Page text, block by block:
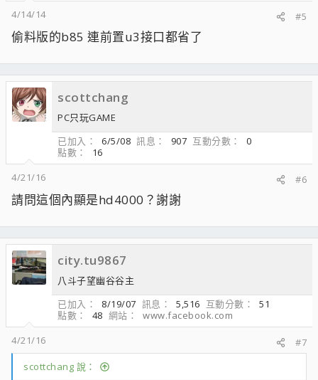
4/14/14
#5
偷料版的b85 連前置u3接口都省了
scottchang
PC只玩GAME
已加入
6/5/08 訊息 907 互動分數
0
點數
16
4/21/16
#6
請問這個內顯是hd4000？謝謝
city.tu9867
八斗子望幽谷谷主
已加入
8/19/07 訊息 5,516 互動分數
51
點數
48 網站
www.facebook.com
4/21/16
#7
scottchang 說：